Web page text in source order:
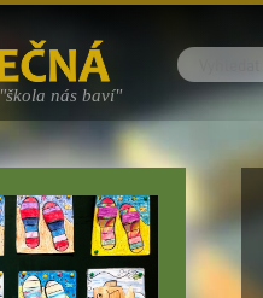
"škola nás baví"